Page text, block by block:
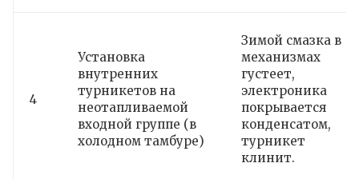
4
Установка
внутренних
турникетов на
неотапливаемой
входной группе (в
холодном тамбуре)
Зимой смазка в
механизмах
густеет,
электроника
покрывается
конденсатом,
турникет
клинит.